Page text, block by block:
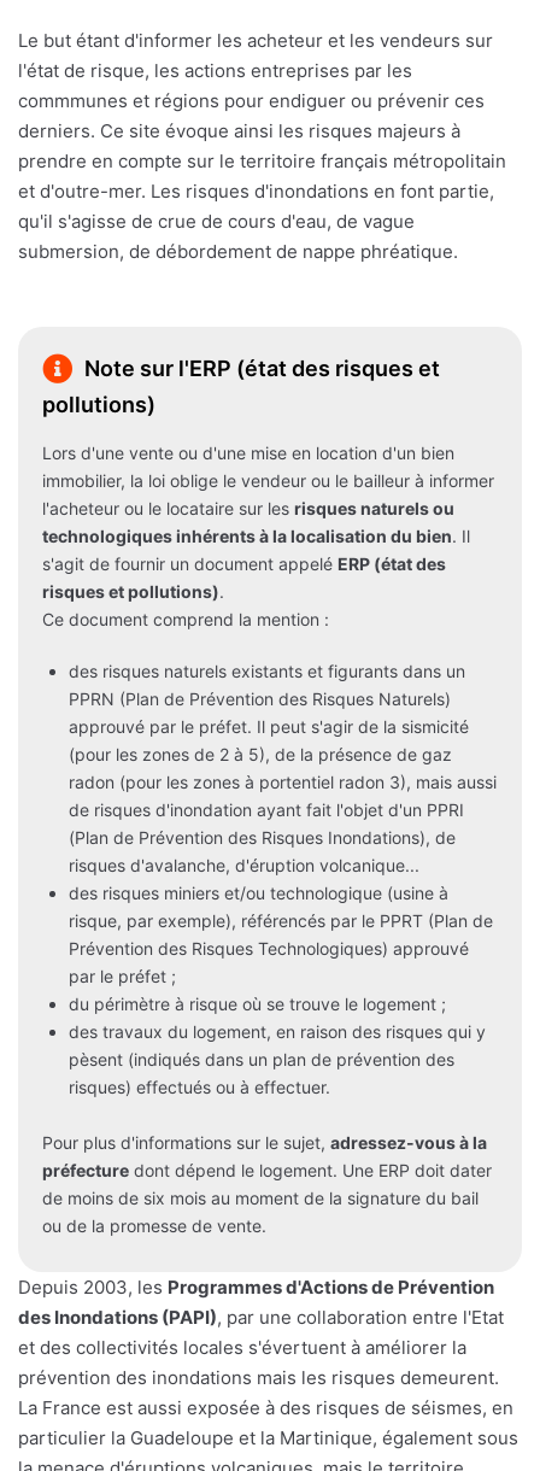
Le but étant d'informer les acheteur et les vendeurs sur
l'état de risque, les actions entreprises par les
commmunes et régions pour endiguer ou prévenir ces
derniers. Ce site évoque ainsi les risques majeurs à
prendre en compte sur le territoire français métropolitain
et d'outre-mer. Les risques d'inondations en font partie,
qu'il s'agisse de crue de cours d'eau, de vague
submersion, de débordement de nappe phréatique.
Note sur l'ERP (état des risques et
pollutions)
Lors d'une vente ou d'une mise en location d'un bien
immobilier, la loi oblige le vendeur ou le bailleur à informer
l'acheteur ou le locataire sur les risques naturels ou
technologiques inhérents à la localisation du bien. Il
s'agit de fournir un document appelé ERP (état des
risques et pollutions).
Ce document comprend la mention :
des risques naturels existants et figurants dans un
PPRN (Plan de Prévention des Risques Naturels)
approuvé par le préfet. Il peut s'agir de la sismicité
(pour les zones de 2 à 5), de la présence de gaz
radon (pour les zones à portentiel radon 3), mais aussi
de risques d'inondation ayant fait l'objet d'un PPRI
(Plan de Prévention des Risques Inondations), de
risques d'avalanche, d'éruption volcanique...
des risques miniers et/ou technologique (usine à
risque, par exemple), référencés par le PPRT (Plan de
Prévention des Risques Technologiques) approuvé
par le préfet ;
du périmètre à risque où se trouve le logement ;
des travaux du logement, en raison des risques qui y
pèsent (indiqués dans un plan de prévention des
risques) effectués ou à effectuer.
Pour plus d'informations sur le sujet, adressez-vous à la
préfecture dont dépend le logement. Une ERP doit dater
de moins de six mois au moment de la signature du bail
ou de la promesse de vente.
Depuis 2003, les Programmes d'Actions de Prévention
des Inondations (PAPI), par une collaboration entre l'Etat
et des collectivités locales s'évertuent à améliorer la
prévention des inondations mais les risques demeurent.
La France est aussi exposée à des risques de séismes, en
particulier la Guadeloupe et la Martinique, également sous